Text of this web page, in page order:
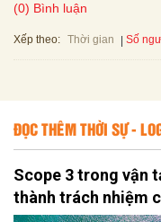
(0) Bình luận
Xếp theo: Thời gian Số
ĐỌC THÊM THỜI SỰ -
Scope 3 trong vận
thành trách nhiệm